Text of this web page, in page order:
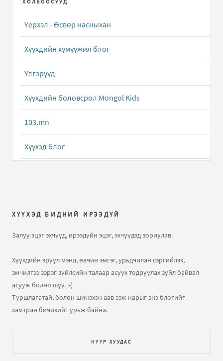
Яст мэлхий нь бага насны хүүхдэд аюултай
ирэхгүй байгаа бол жирэмслэх магадлал харьцангуй
бага байх гэж бодож байна.
Жирэмслэлт гэж юу вэ?бичлэгтЗочин:Torood 2 sard
toroos 4 saraas biyni ym irj ehelsen ymaldaa gtel 8 sarin
biyni ym irsengvie tgd 9..
Жирэмслэлтээс сэргийлэхбичлэгтЗочин:Буцаагаад
ohintoigo belgin hariltsaand orsn ymaa 4 honogin
Жирэмслэлт гэж юу вэ?бичлэгтЗочин:Sain bnuu
kesareer torood 7n sar bolj bgmaa biynii yum neg ch
ireeguie jiremsen boloh magdlqltai
Жирэмслэлт гэж юу вэ?бичлэгтxvv:Гадуур тавих нь
жирэмслэлтээс хамгаалах арга болохгүй. Бас хэд
хийх нь ч чухал биш...
ХОЛБООСУУД
Үерхэл - Өсвөр насныхан
Хүүхдийн хүмүүжил блог
Үлгэрүүд
Хүүхдийн боловсрол Mongol Kids
103.mn
Хүүхэд блог
ХҮҮХЭД БИДНИЙ ИРЭЭДҮЙ
Залуу эцэг эхчүүд, ирээдүйн эцэг, эхчүүдэд зориулав.
Хүүхдийн эрүүл мэнд, өвчин эмгэг, урьдчилан сэргийлэх,
эмчилгээ зэрэг зүйлсийн талаар асуух тодруулах зүйл байвал
асууж болно шүү. :-)
Туршлагатай, болон шинэхэн аав ээж нарыг энэ блогийг
хамтран бичихийг урьж байна.
НҮҮР ХУУДАС